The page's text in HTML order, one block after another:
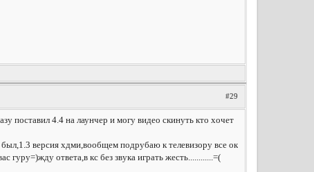
#29
поставил 4.4 на лаунчер и могу видео скинуть кто хочет
версия хдми,вообщем подрубаю к телевизору все ок
ответа,в кс без звука играть жесть............=(